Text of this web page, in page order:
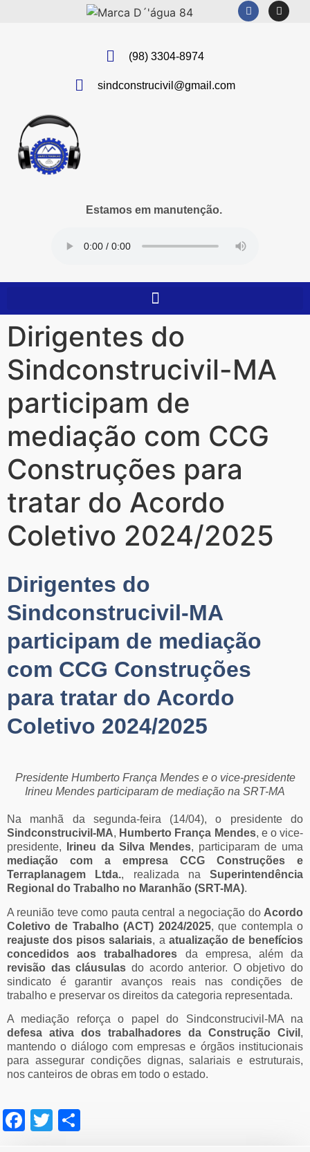
(98) 3304-8974
sindconstrucivil@gmail.com
Estamos em manutenção.
Dirigentes do
Sindconstrucivil-MA
participam de
mediação com CCG
Construções para
tratar do Acordo
Coletivo 2024/2025
Dirigentes do
Sindconstrucivil-MA
participam de mediação
com CCG Construções
para tratar do Acordo
Coletivo 2024/2025
Presidente Humberto França Mendes e o vice-presidente
Irineu Mendes participaram de mediação na SRT-MA
Na manhã da segunda-feira (14/04), o presidente do
Sindconstrucivil-MA, Humberto França Mendes, e o vice-
presidente,
Irineu da Silva Mendes, participaram de uma
mediação com a empresa CCG Construções e
Terraplanagem Ltda., realizada na Superintendência
Regional do Trabalho no Maranhão (SRT-MA).
A reunião teve como pauta central a negociação do Acordo
Coletivo de Trabalho (ACT) 2024/2025, que contempla o
reajuste dos pisos salariais, a atualização de benefícios
concedidos aos trabalhadores da empresa, além da
revisão das cláusulas do acordo anterior. O objetivo do
sindicato é garantir avanços reais nas condições de
trabalho e preservar os direitos da categoria representada.
A mediação reforça o papel do Sindconstrucivil-MA na
defesa ativa dos trabalhadores da Construção Civil ,
mantendo o diálogo com empresas e órgãos institucionais
para assegurar condições dignas, salariais e estruturais,
nos canteiros de obras em todo o estado.
Facebook
Twitter